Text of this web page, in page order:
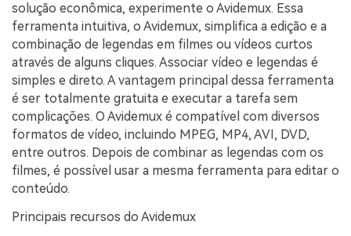
solução econômica, experimente o Avidemux. Essa
ferramenta intuitiva, o Avidemux, simplifica a edição e a
combinação de legendas em filmes ou vídeos curtos
através de alguns cliques. Associar vídeo e legendas é
simples e direto. A vantagem principal dessa ferramenta
é ser totalmente gratuita e executar a tarefa sem
complicações. O Avidemux é compatível com diversos
formatos de vídeo, incluindo MPEG, MP4, AVI, DVD,
entre outros. Depois de combinar as legendas com os
filmes, é possível usar a mesma ferramenta para editar o
conteúdo.
Principais recursos do Avidemux